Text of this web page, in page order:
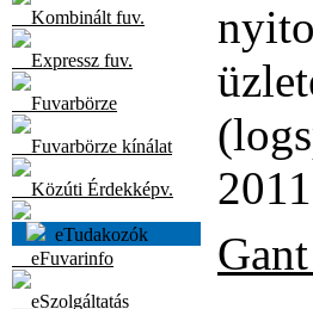
Kombinált fuv.
Expressz fuv.
Fuvarbörze
Fuvarbörze kínálat
Közúti Érdekképv.
eTudakozók
eFuvarinfo
eSzolgáltatás